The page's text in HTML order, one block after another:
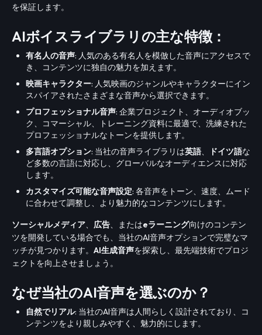
を保証します。
AIボイスライブラリの主な特徴：
有名人の音声: 人気のある有名人を模倣した音声にアクセスで
き、コンテンツに独自の魅力を加えます。
映画キャラクター: 人気映画のジャンルやキャラクターにイン
スパイアされたさまざまな音声から選択できます。
プロフェッショナル音声: 企業プロジェクト、オーディオブッ
ク、コマーシャル、トレーニング資料に最適で、洗練された
プロフェッショナルなトーンを提供します。
多言語オプション: 当社の音声ライブラリは英語、 ドイツ語な
ど多数の言語に対応し、グローバルなオーディエンスに対応
します。
カスタマイズ可能な音声設定: 各音声をトーン、速度、ムード
に合わせて調整し、より魅力的なコンテンツにします。
ソーシャルメディア、 広告、またはeラーニング向けのコンテン
ツを開発している場合でも、当社のAI音声オプションで完璧なマ
ッチが見つかります。 AI生成音声を探索し、最先端技術でプロジ
ェクトを向上させましょう。
なぜ当社のAI音声を選ぶのか？
自然でリアル: 当社のAI音声は人間らしく設計されており、コ
ンテンツをより親しみやすく、魅力的にします。